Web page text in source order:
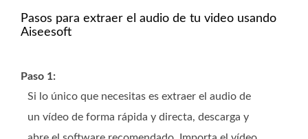
Pasos para extraer el audio de tu video usando
Aiseesoft
Paso 1:
Si lo único que necesitas es extraer el audio de
un vídeo de forma rápida y directa, descarga y